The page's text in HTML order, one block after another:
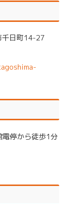
日町14-27
停から徒歩1分